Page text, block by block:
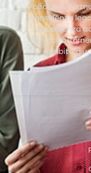
Pollicino &
consulenza
l’eccellenza
operativa,
ambito